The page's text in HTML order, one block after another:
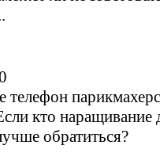
кто наращивание
обратиться?